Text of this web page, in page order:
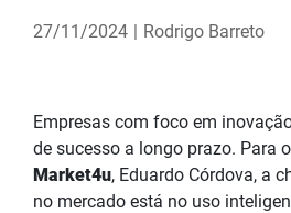
27/11/2024 | Rodrigo Barreto
Empresas com foco em
de sucesso a longo prazo. Para
Market4u, Eduardo Córdova, a
no mercado está no uso